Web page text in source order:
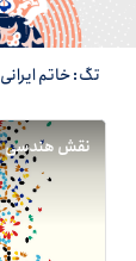
تگ: خاتم ایرانی
نقش هندسی